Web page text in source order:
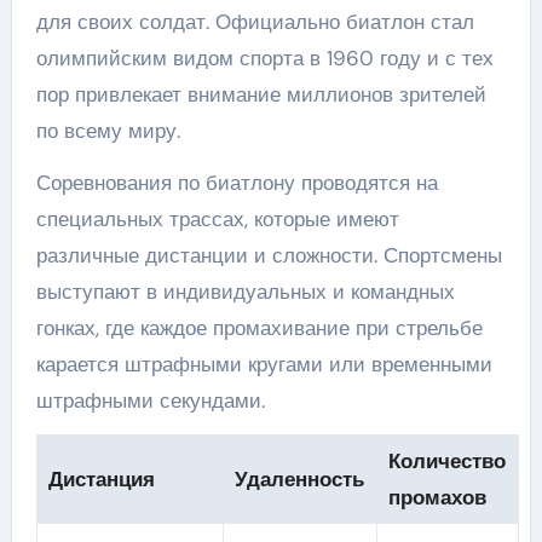
для своих солдат. Официально биатлон стал
олимпийским видом спорта в 1960 году и с тех
пор привлекает внимание миллионов зрителей
по всему миру.
Соревнования по биатлону проводятся на
специальных трассах, которые имеют
различные дистанции и сложности. Спортсмены
выступают в индивидуальных и командных
гонках, где каждое промахивание при стрельбе
карается штрафными кругами или временными
штрафными секундами.
Дистанция Удаленность
Количество
промахов